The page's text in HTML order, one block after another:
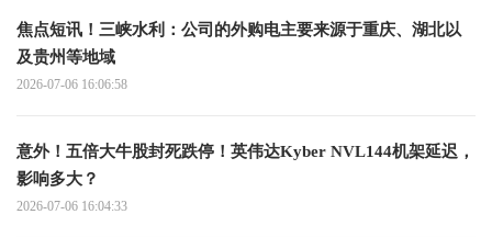
焦点短讯！三峡水利：公司的外购电主要来源于重庆、湖北以
及贵州等地域
2026-07-06 16:06:58
意外！五倍大牛股封死跌停！英伟达Kyber NVL144机架延迟，
影响多大？
2026-07-06 16:04:33